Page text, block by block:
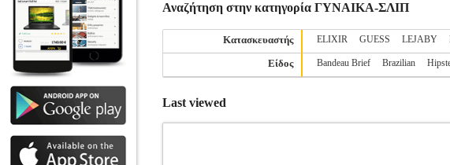
Αναζήτηση στην κατηγορία ΓΥΝΑΙΚΑ-ΣΛΙΠ
Κατασκευαστής ELIXIR GUESS LEJABY
Είδος Bandeau Brief Brazilian
Last viewed